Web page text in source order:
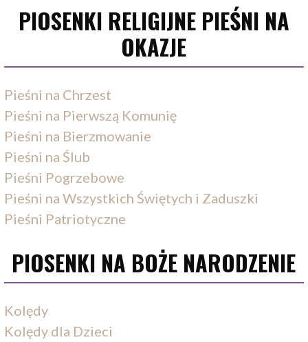
PIOSENKI RELIGIJNE PIEŚNI NA
OKAZJE
Pieśni na Chrzest
Pieśni na Pierwszą Komunię
Pieśni na Bierzmowanie
Pieśni na Ślub
Pieśni Pogrzebowe
Pieśni na Wszystkich Świętych i Zaduszki
Pieśni Patriotyczne
PIOSENKI NA BOŻE NARODZENIE
Kolędy
Kolędy dla Dzieci